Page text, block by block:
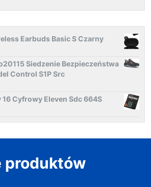
Earbuds Basic S Czarny
Siedzenie Bezpieczeństwa
Control S1P Src
Cyfrowy Eleven Sdc 664S
produktów